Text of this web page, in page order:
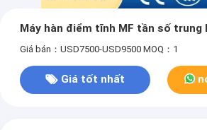
Máy hàn điểm tĩnh MF tần số trung
Giá bán：USD7500-USD9500 MOQ：1
Giá tốt nhất